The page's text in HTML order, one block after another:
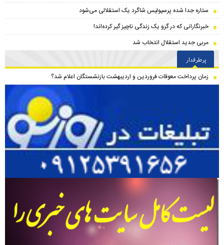
ستاره جدا شده پرسپولیس شاگرد یک استقلالی می‌شود
خبرنگارانی که در گرو یک زندگی ناچیز گیر کرده‌اند!
مربی جدید استقلال انتخاب شد
پرطرفدار
زمان پرداخت معوقات فروردین و اردیبهشت بازنشستگان اعلام شد؟